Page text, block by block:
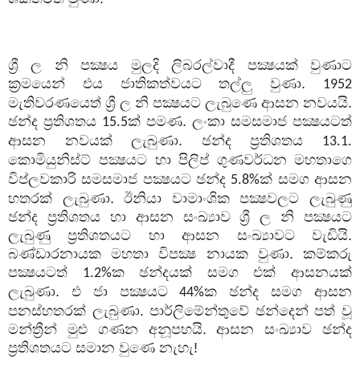
ශ්‍රී ල නි පක්‍ෂය මුලදි ලිබරල්වාදී පක්‍ෂයක් වුණාට
ක්‍රමයෙන් එය ජාතිකත්වයට තල්ලු වුණා. 1952
මැතිවරණයෙත් ශ්‍රී ල නි පක්‍ෂයට ලැබුණෙ ආසන නවයයි.
ඡන්ද ප්‍රතිශතය 15.5ක් පමණ. ලංකා සමසමාජ පක්‍ෂයටත්
ආසන නවයක් ලැබුණා. ඡන්ද ප්‍රතිශතය 13.1.
කොමියුනිස්ට් පක්‍ෂයට හා පිලිප් ගුණවර්ධන මහතාගෙ
විප්ලවකාරි සමසමාජ පක්‍ෂයට ඡන්ද 5.8%ක් සමග ආසන
හතරක් ලැබුණා. ඊනියා වාමාංශික පක්‍ෂවලට ලැබුණු
ඡන්ද ප්‍රතිශතය හා ආසන සංඛ්‍යාව ශ්‍රී ල නි පක්‍ෂයට
ලැබුණු ප්‍රතිශතයට හා ආසන සංඛ්‍යාවට වැඩියි.
බණ්ඩාරනායක මහතා විපක්‍ෂ නායක වුණා. කම්කරු
පක්‍ෂයටත් 1.2%ක ඡන්දයක් සමග එක් ආසනයක්
ලැබුණා. එ ජා පක්‍ෂයට44%ක ඡන්ද සමග ආසන
පනස්හතරක් ලැබුණා. පාර්ලිමේන්තුවේ ඡන්දෙන් පත් වූ
මන්ත්‍රීන් මුළු ගණන අනූපහයි. ආසන සංඛ්‍යාව ඡන්ද
ප්‍රතිශතයට සමාන වුණෙ නැහැ!